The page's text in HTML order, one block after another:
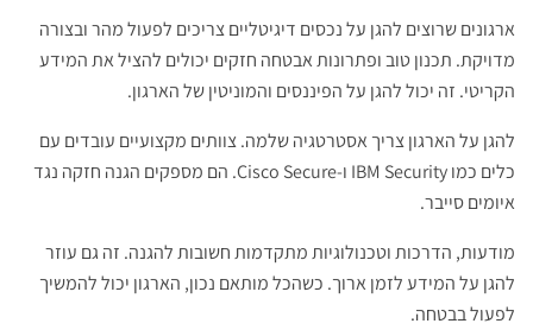
ארגונים שרוצים להגן על נכסים דיגיטליים צריכים לפעול מהר ובצורה
מדויקת. תכנון טוב ופתרונות אבטחה חזקים יכולים להציל את המידע
הקריטי. זה יכול להגן על הפיננסים והמוניטין של הארגון.
להגן על הארגון צריך אסטרטגיה שלמה. צוותים מקצועיים עובדים עם
כלים כמו IBM Security ו-Cisco Secure. הם מספקים הגנה חזקה נגד
איומים סייבר.
מודעות, הדרכות וטכנולוגיות מתקדמות חשובות להגנה. זה גם עוזר
להגן על המידע לזמן ארוך. כשהכל מותאם נכון, הארגון יכול להמשיך
לפעול בבטחה.